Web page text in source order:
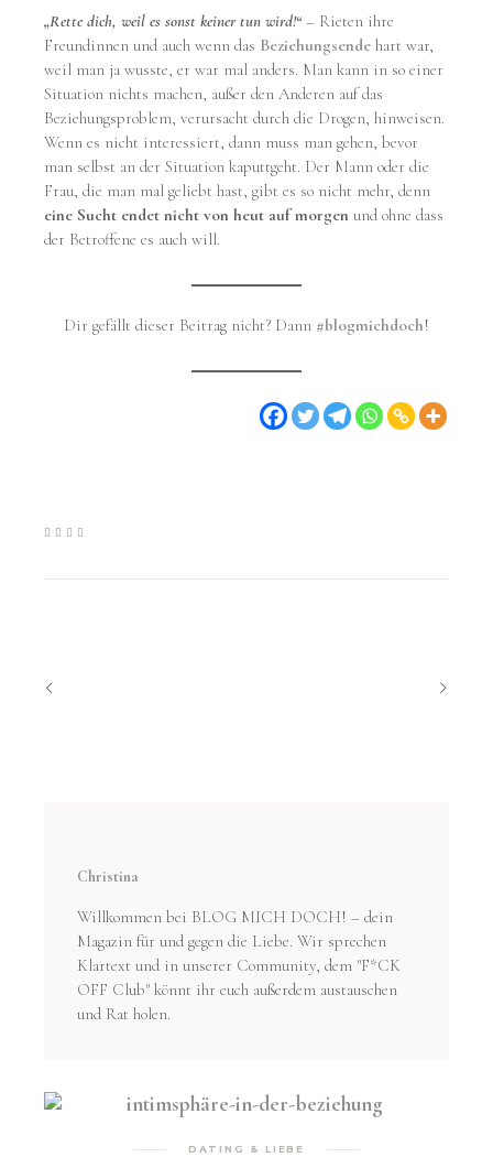
„Rette dich, weil es sonst keiner tun wird!“ – Rieten ihre
Freundinnen und auch wenn das Beziehungsende hart war,
weil man ja wusste, er war mal anders. Man kann in so einer
Situation nichts machen, außer den Anderen auf das
Beziehungsproblem, verursacht durch die Drogen, hinweisen.
Wenn es nicht interessiert, dann muss man gehen, bevor
man selbst an der Situation kaputtgeht. Der Mann oder die
Frau, die man mal geliebt hast, gibt es so nicht mehr, denn
eine Sucht endet nicht von heut auf morgen und ohne dass
der Betroffene es auch will.
Dir gefällt dieser Beitrag nicht? Dann #blogmichdoch!
Christina
Willkommen bei BLOG MICH DOCH! – dein
Magazin für und gegen die Liebe. Wir sprechen
Klartext und in unserer Community, dem "F*CK
OFF Club" könnt ihr euch außerdem austauschen
und Rat holen.
DATING & LIEBE